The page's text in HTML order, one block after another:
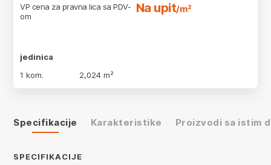
VP cena za pravna lica sa PDV-
om
Na upit/m²
jedinica
1 kom.
2,024 m²
Specifikacije Karakteristike Proizvodi sa istim
SPECIFIKACIJE